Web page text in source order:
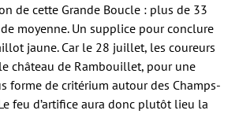
de cette Grande Boucle : plus de 33
moyenne. Un supplice pour conclure
jaune. Car le 28 juillet, les coureurs
château de Rambouillet, pour une
forme de critérium autour des Champs-
feu d’artifice aura donc plutôt lieu la